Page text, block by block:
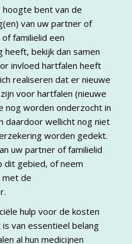
bent van de
van uw partner of
familielid een
bekijk dan samen
invloed hartfalen heeft
realiseren dat er nieuwe
voor hartfalen (nieuwe
nog worden onderzocht in
daardoor wellicht nog niet
worden gedekt.
uw partner of familielid
dit gebied, of neem
de
hulp voor de kosten
van essentieel belang
al hun medicijnen